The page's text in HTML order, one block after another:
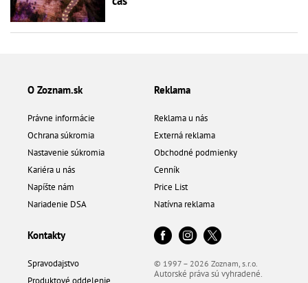
O Zoznam.sk
Právne informácie
Ochrana súkromia
Nastavenie súkromia
Kariéra u nás
Napíšte nám
Nariadenie DSA
Reklama
Reklama u nás
Externá reklama
Obchodné podmienky
Cenník
Price List
Natívna reklama
Kontakty
Spravodajstvo
Produktové oddelenie
© 1997 – 2026 Zoznam, s.r.o.
Autorské práva sú vyhradené.